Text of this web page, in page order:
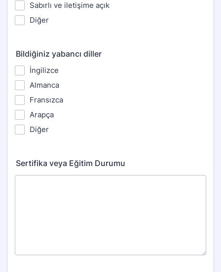
Sabırlı ve iletişime açık
Diğer
Bildiğiniz yabancı diller
İngilizce
Almanca
Fransızca
Arapça
Diğer
Sertifika veya Eğitim Durumu